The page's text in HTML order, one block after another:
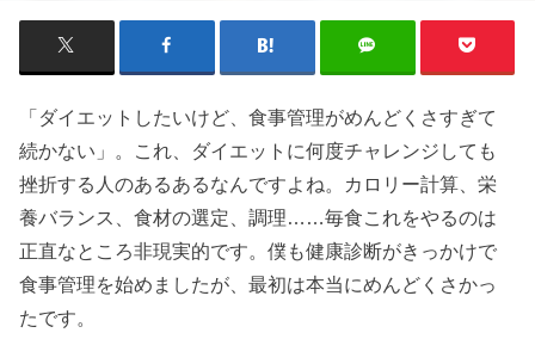
「ダイエットしたいけど、食事管理がめんどくさすぎて
続かない」。これ、ダイエットに何度チャレンジしても
挫折する人のあるあるなんですよね。カロリー計算、栄
養バランス、食材の選定、調理……毎食これをやるのは
正直なところ非現実的です。僕も健康診断がきっかけで
食事管理を始めましたが、最初は本当にめんどくさかっ
たです。